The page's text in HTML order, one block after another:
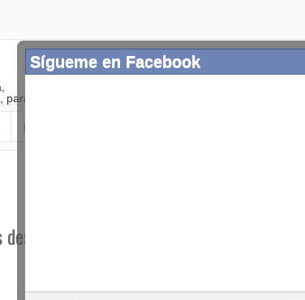
OTROS
un ángulo
Sígueme en Facebook